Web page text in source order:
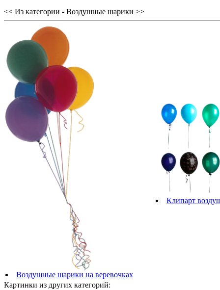
<< Из категории - Воздушные шарики >>
Воздушные шарики на веревочках
Клипарт
Картинки из других категорий: